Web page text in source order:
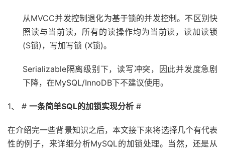
从MVCC并发控制退化为基于锁的并发控制。不区别快
照读与当前读，所有的读操作均为当前读，读加读锁
(S锁)，写加写锁 (X锁)。
Serializable隔离级别下，读写冲突，因此并发度急剧
下降，在MySQL/InnoDB下不建议使用。
1、 # 一条简单SQL的加锁实现分析 #
在介绍完一些背景知识之后，本文接下来将选择几个有代表
性的例子，来详细分析MySQL的加锁处理。当然，还是从